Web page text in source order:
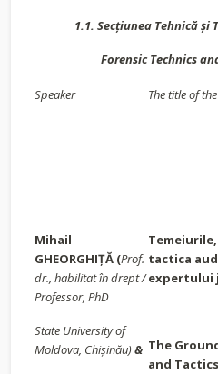
1.1. Secțiunea Tehnică și
Forensic Technics
Speaker The title of
Mihail
GHEORGHIȚĂ (Prof.
dr., habilitat în drept /
Professor, PhD
State University of
Moldova, Chișinău)&
tactica
expertului
The
and